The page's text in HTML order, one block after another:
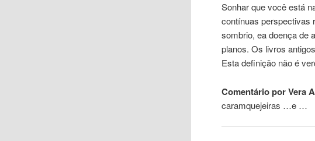
Sonhar que você está
contínuas perspectivas
sombrio, ea doença de
planos. Os livros
Esta definição não é
Comentário por Vera
caramquejeiras …e …